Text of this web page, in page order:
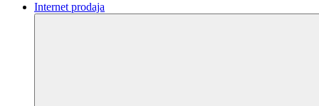
Internet prodaja